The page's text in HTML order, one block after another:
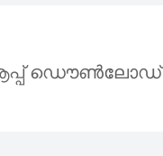
ആപ്പ് ഡൌൺലോഡ്